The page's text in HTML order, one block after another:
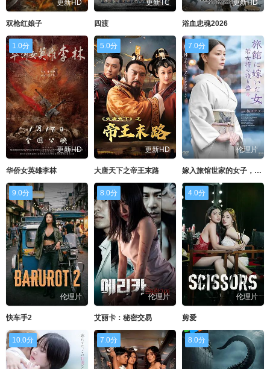
更新HD
双枪红娘子
更新TC
四渡
更新HD
浴血忠魂2026
1.0分
更新HD
华侨女英雄李林
5.0分
更新HD
大唐天下之帝王末路
7.0分
伦理片
嫁入旅馆世家的女子，年轻女掌柜的余香
9.0分
伦理片
快车手2
8.0分
伦理片
艾丽卡：秘密交易
4.0分
伦理片
剪爱
10.0分 7.0分 8.0分